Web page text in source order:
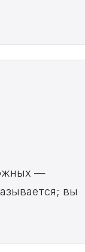
—
вы